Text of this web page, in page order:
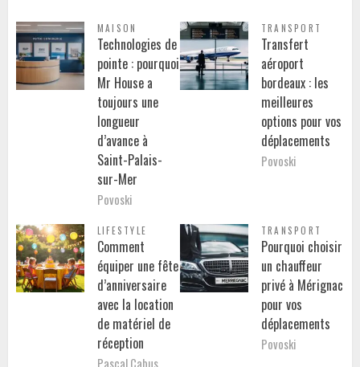
MAISON
Technologies de
pointe : pourquoi
Mr House a
toujours une
longueur
d’avance à
Saint-Palais-
sur-Mer
Povoski
TRANSPORT
Transfert
aéroport
bordeaux : les
meilleures
options pour vos
déplacements
Povoski
LIFESTYLE
Comment
équiper une fête
d’anniversaire
avec la location
de matériel de
réception
Pascal Cabus
TRANSPORT
Pourquoi choisir
un chauffeur
privé à Mérignac
pour vos
déplacements
Povoski